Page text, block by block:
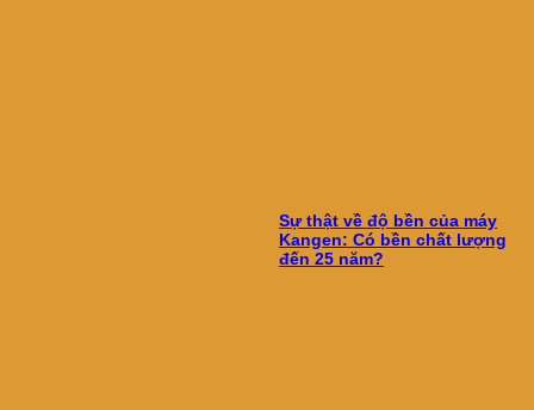
Sự thật về độ bền của máy
Kangen: Có bền chất lượng
đến 25 năm?